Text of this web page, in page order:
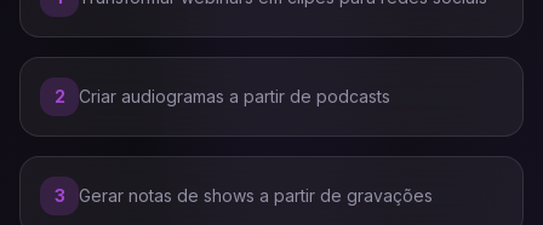
2 Criar audiogramas a partir de podcasts
3 Gerar notas de shows a partir de gravações